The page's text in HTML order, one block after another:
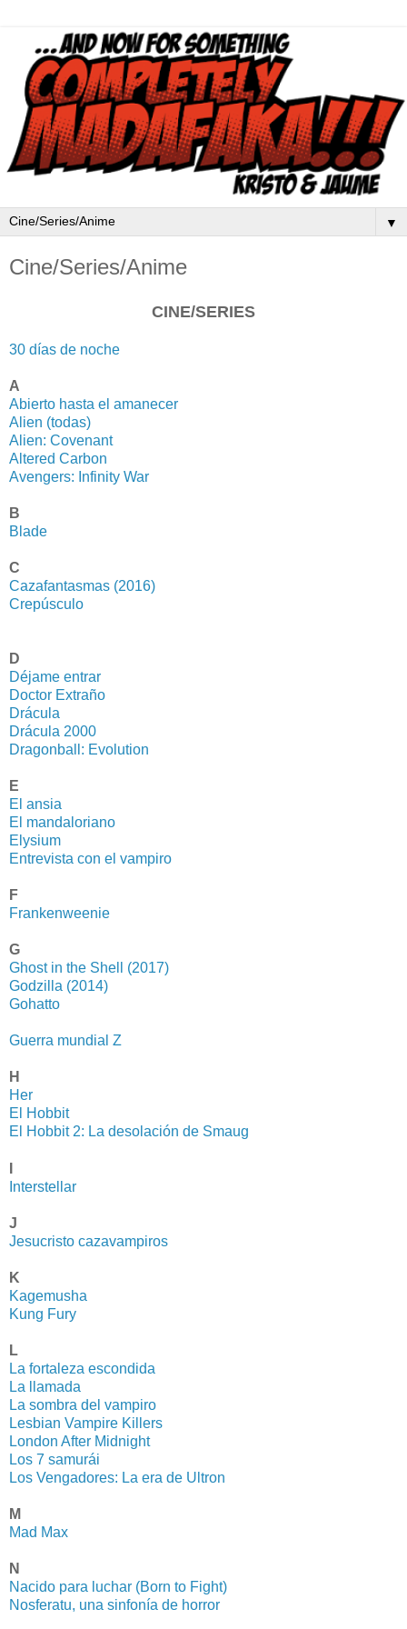
▼
Cine/Series/Anime
CINE/SERIES
30 días de noche
A
Abierto hasta el amanecer
Alien (todas)
Alien: Covenant
Altered Carbon
Avengers: Infinity War
B
Blade
C
Cazafantasmas (2016)
Crepúsculo
D
Déjame entrar
Doctor Extraño
Drácula
Drácula 2000
Dragonball: Evolution
E
El ansia
El mandaloriano
Elysium
Entrevista con el vampiro
F
Frankenweenie
G
Ghost in the Shell (2017)
Godzilla (2014)
Gohatto
Guerra mundial Z
H
Her
El Hobbit
El Hobbit 2: La desolación de Smaug
Interstellar
J
Jesucristo cazavampiros
K
Kagemusha
Kung Fury
L
La fortaleza escondida
La llamada
La sombra del vampiro
Lesbian Vampire Killers
London After Midnight
Los 7 samurái
Los Vengadores: La era de Ultron
M
Mad Max
N
Nacido para luchar (Born to Fight)
Nosferatu, una sinfonía de horror